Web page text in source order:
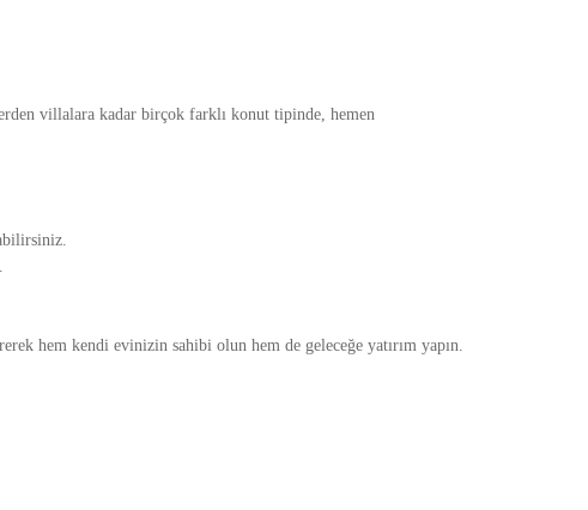
villalara kadar birçok farklı konut tipinde, hemen
hem kendi evinizin sahibi olun hem de geleceğe yatırım yapın.